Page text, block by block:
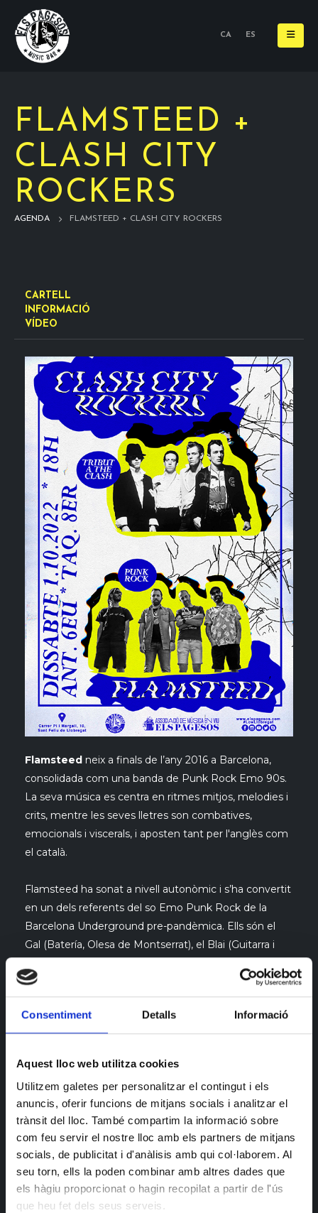
Consentiment Detalls Informació
Aquest lloc web utilitza cookies
Utilitzem galetes per personalitzar el contingut i els
anuncis, oferir funcions de mitjans socials i analitzar el
trànsit del lloc. També compartim la informació sobre
com feu servir el nostre lloc amb els partners de mitjans
socials, de publicitat i d'anàlisis amb qui col·laborem. Al
seu torn, ells la poden combinar amb altres dades que
els hàgiu proporcionat o hagin recopilat a partir de l'ús
que heu fet dels seus serveis.
CA ES
FLAMSTEED +
CLASH CITY
ROCKERS
AGENDA FLAMSTEED + CLASH CITY ROCKERS
CARTELL
INFORMACIÓ
VÍDEO
Flamsteed neix a finals de l’any 2016 a Barcelona,
consolidada com una banda de Punk Rock Emo 90s.
La seva música es centra en ritmes mitjos, melodies i
crits, mentre les seves lletres son combatives,
emocionals i viscerals, i aposten tant per l'anglès com
el català.
Flamsteed ha sonat a nivell autonòmic i s’ha convertit
en un dels referents del so Emo Punk Rock de la
Barcelona Underground pre-pandèmica. Ells són el
Gal (Batería, Olesa de Montserrat), el Blai (Guitarra i
Dani (Veu i Guitarra, Barcelona).
Ara estan presentant el seu EP “Some Tears
Allowed”(2021), 4 talls rodons que suposen un pas
abarcar un ampli espectre que aniria desde Bad
Religion a The Get Up Kids o Jimmy Eat World, i
viceversa.
“Some Tears Allowed” en format CD, co-editat pels
segells catalans Deal With Hate Records i Arcada
Koncerts, el madrileny Lucinda Records i el finès Fast
Decade Records.